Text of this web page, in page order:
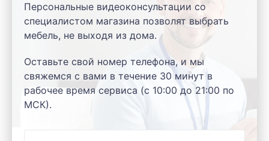
Персональные видеоконсультации со
специалистом магазина позволят выбрать
мебель, не выходя из дома.
Оставьте свой номер телефона, и мы
свяжемся с вами в течение 30 минут в
рабочее время сервиса (с 10:00 до 21:00 по
МСК).